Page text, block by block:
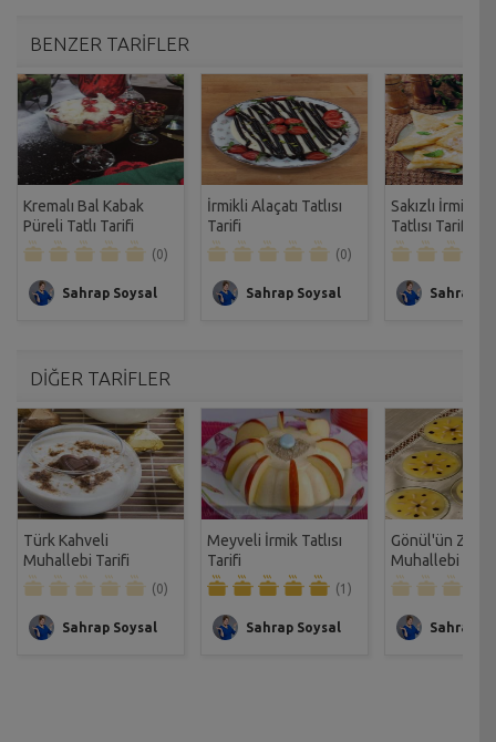
BENZER TARİFLER
Kremalı Bal Kabak
Püreli Tatlı Tarifi
(0)
Sahrap Soysal
İrmikli Alaçatı Tatlısı
Tarifi
(0)
Sahrap Soysal
Sakızlı İrmikli
Tatlısı Tarifi
Sahrap
DİĞER TARİFLER
Türk Kahveli
Muhallebi Tarifi
(0)
Sahrap Soysal
Meyveli İrmik Tatlısı
Tarifi
(1)
Sahrap Soysal
Gönül'ün
Muhallebi Tarifi
Sahrap